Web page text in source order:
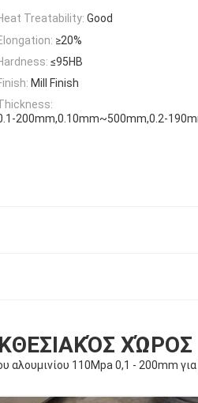
Treatability: Good
≥20%
≤95HB
Mill Finish
200mm,0.10mm~500mm,0.2-
ΧΏΡΟΣ
αλουμινίου 110Mpa 0,1 - 200mm